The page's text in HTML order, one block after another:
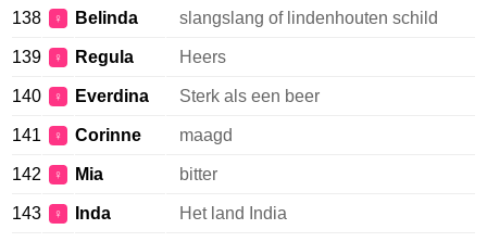
138 ♀ Belinda slangslang of lindenhouten schild
139 ♀ Regula Heers
140 ♀ Everdina Sterk als een beer
141 ♀ Corinne maagd
142 ♀ Mia bitter
143 ♀ Inda Het land India